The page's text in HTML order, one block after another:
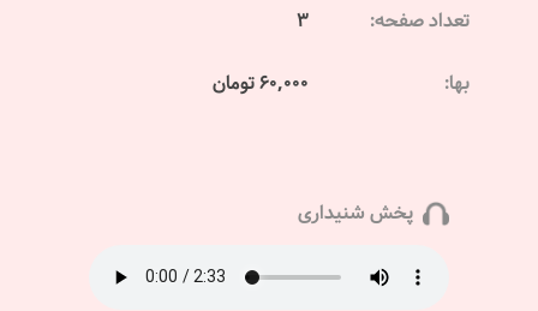
تعداد صفحه: 3
بها: 60,000 تومان
پخش شنیداری